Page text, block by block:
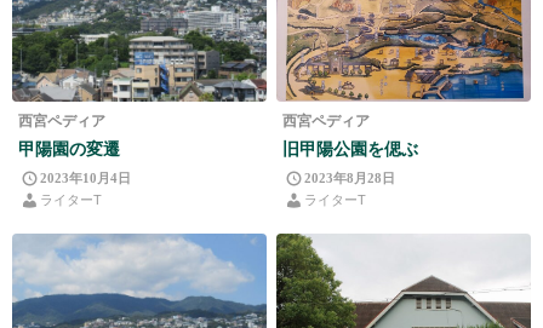
西宮ペディア
甲陽園の変遷
2023年10月4日
ライターT
西宮ペディア
旧甲陽公園を偲ぶ
2023年8月28日
ライターT